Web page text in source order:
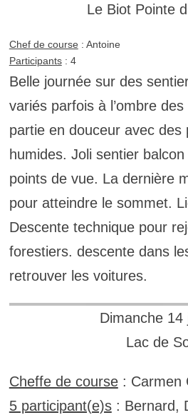
Le Biot Pointe
Chef de course : Antoine
Participants: 4
Belle journée sur des
variés parfois à l’ombre
partie en douceur avec des
humides. Joli sentier
points de vue. La dernière
pour atteindre le sommet.
Descente technique pour
forestiers. descente dans
retrouver les voitures.
Dimanche 14
Lac de
Cheffe de course: Carmen
5 participant(e)s: Bernard,